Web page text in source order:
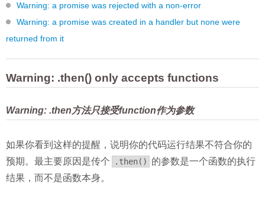
Warning: a promise was rejected with a non-error
Warning: a promise was created in a handler but none were
returned from it
Warning: .then() only accepts functions
Warning: .then方法只接受function作为参数
如果你看到这样的提醒，说明你的代码运行结果不符合你的
预期。最主要原因是传个
.then()
的参数是一个函数的执行
结果，而不是函数本身。